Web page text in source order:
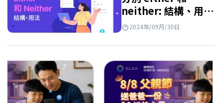
neither: 結構、用
法、應用練習
2024年/09月/30日